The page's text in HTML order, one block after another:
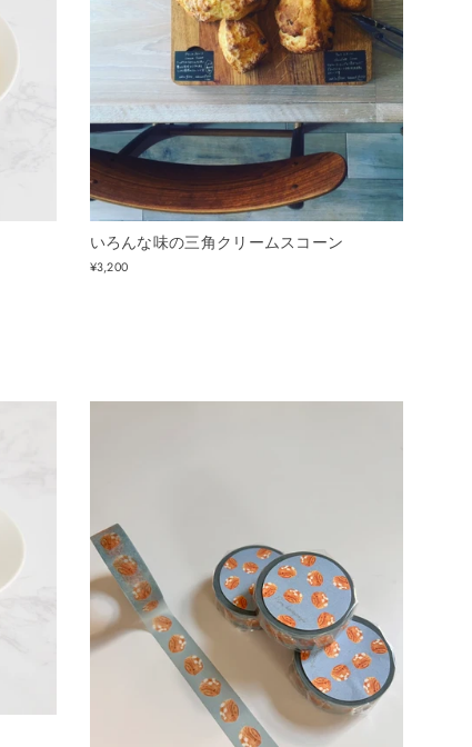
いろんな味の三角クリームスコーン
¥3,200